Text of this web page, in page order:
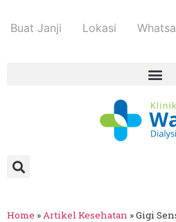
Buat Janji Lokasi
Home »Artikel Kesehatan »Gigi